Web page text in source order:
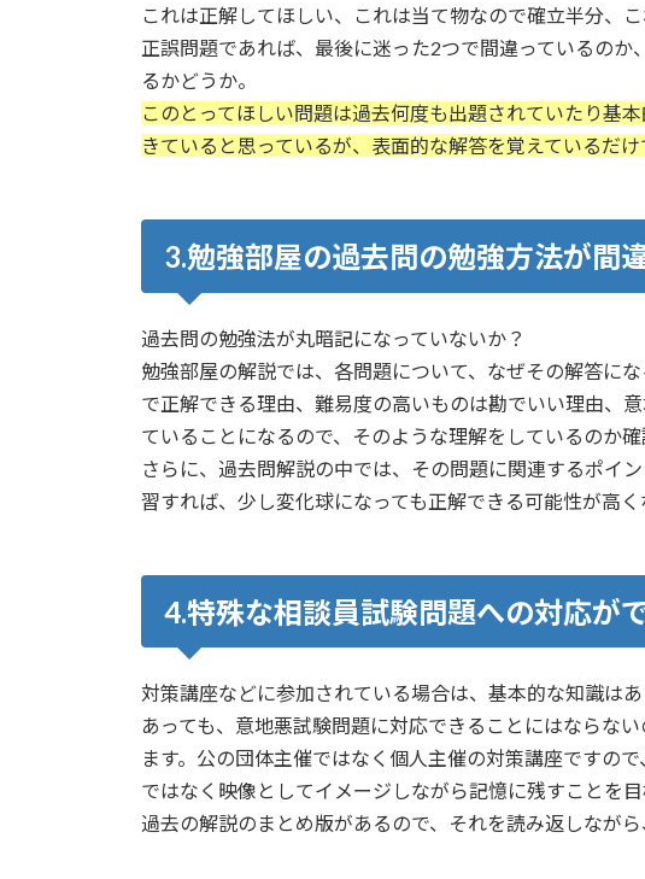
これは正解してほしい、これは当て物なので確立半分、
正誤問題であれば、最後に迷った2つで間違っているの
るかどうか。
このとってほしい問題は過去何度も出題されていたり基
きていると思っているが、表面的な解答を覚えているだ
3.勉強部屋の過去問の勉強方法が間
過去問の勉強法が丸暗記になっていないか？
勉強部屋の解説では、各問題について、なぜその解答に
で正解できる理由、難易度の高いものは勘でいい理由、
ていることになるので、そのような理解をしているのか
さらに、過去問解説の中では、その問題に関連するポイ
習すれば、少し変化球になっても正解できる可能性が高く
4.特殊な相談員試験問題への対応が
対策講座などに参加されている場合は、基本的な知識は
あっても、意地悪試験問題に対応できることにはならな
ます。公の団体主催ではなく個人主催の対策講座ですの
ではなく映像としてイメージしながら記憶に残すことを目
過去の解説のまとめ版があるので、それを読み返しなが